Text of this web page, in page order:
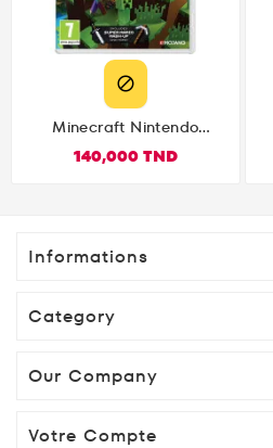

Minecraft Nintendo
140,000 TND
Informations
Category
Our Company
Votre Compte